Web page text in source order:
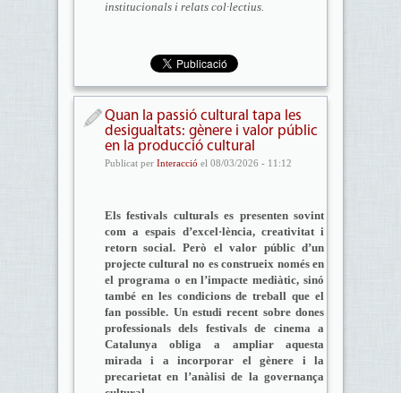
institucionals i relats col·lectius.
Quan la passió cultural tapa les
desigualtats: gènere i valor públic
en la producció cultural
Publicat per Interacció el 08/03/2026 - 11:12
Els festivals culturals es presenten sovint
com a espais d’excel·lència, creativitat i
retorn social. Però el valor públic d’un
projecte cultural no es construeix només en
el programa o en l’impacte mediàtic, sinó
també en les condicions de treball que el
fan possible. Un estudi recent sobre dones
professionals dels festivals de cinema a
Catalunya obliga a ampliar aquesta
mirada i a incorporar el gènere i la
precarietat en l’anàlisi de la governança